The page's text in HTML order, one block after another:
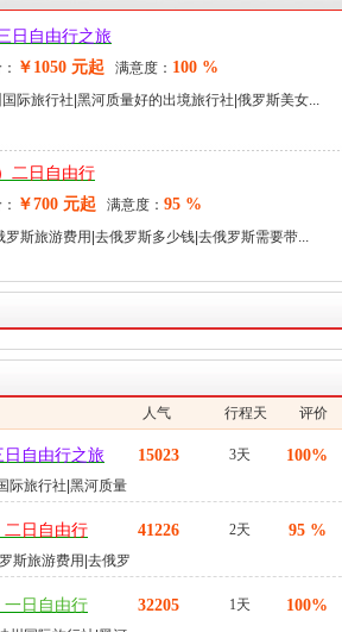
日自由行之旅
￥1050 元起 满意度： 100 %
际旅行社|黑河质量好的出境旅行社|俄罗斯美女...
二日自由行
￥700 元起 满意度： 95 %
斯旅游费用|去俄罗斯多少钱|去俄罗斯需要带...
人气
行程天
数
评价
自由行之旅
际旅行社|黑河质量
15023 3天 100%
二日自由行
斯旅游费用|去俄罗
41226 2天 95 %
日自由行 32205 1天 100%